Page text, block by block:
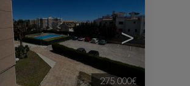
>
275.000€